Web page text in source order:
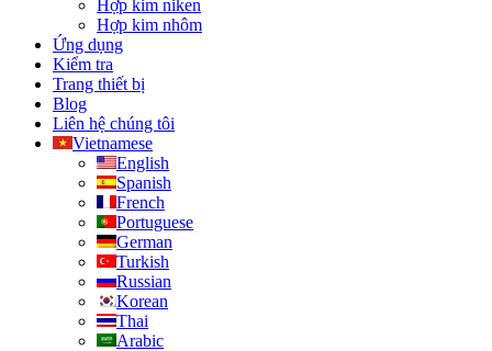
Hợp kim niken
Hợp kim nhôm
Ứng dụng
Kiểm tra
Trang thiết bị
Blog
Liên hệ chúng tôi
Vietnamese
English
Spanish
French
Portuguese
German
Turkish
Russian
Korean
Thai
Arabic